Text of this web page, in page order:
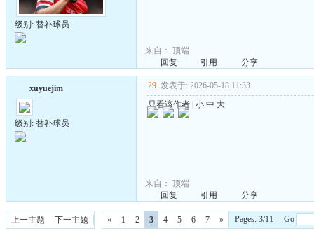
级别: 替补球员
来自： 顶端
回复
引用 分享
xuyuejim
级别: 替补球员
29 发表于: 2026-05-18 11:33
只看该作者 小 中 大
来自： 顶端
回复
引用 分享
上一主题 下一主题 « 1 2 3 4 5 6 7 » Pages: 3/11 Go